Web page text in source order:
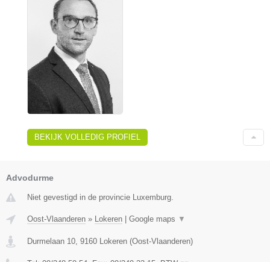
BEKIJK VOLLEDIG PROFIEL
Advodurme
Niet gevestigd in de provincie Luxemburg.
Oost-Vlaanderen » Lokeren Google maps ▼
Durmelaan 10, 9160 Lokeren (Oost-Vlaanderen)